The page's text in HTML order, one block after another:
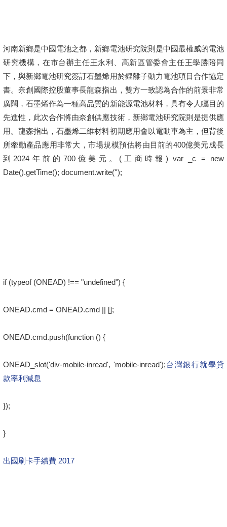
河南新鄉是中國電池之都，新鄉電池研究院則是中國最權威的電池
研究機構，在市台辦主任王永利、高新區管委會主任王學勝陪同
下，與新鄉電池研究簽訂石墨烯用於鋰離子動力電池項目合作協定
書。奈創國際控股董事長龍森指出，雙方一致認為合作的前景非常
廣闊，石墨烯作為一種高品質的新能源電池材料，具有令人矚目的
先進性，此次合作將由奈創供應技術，新鄉電池研究院則是提供應
用。龍森指出，石墨烯二維材料初期應用會以電動車為主，但背後
所牽動產品應用非常大，市場規模預估將由目前的400億美元成長
到2024年前的700億美元。(工商時報) var _c = new
Date().getTime(); document.write('');
if (typeof (ONEAD) !== "undefined") {
ONEAD.cmd = ONEAD.cmd || [];
ONEAD.cmd.push(function () {
ONEAD_slot('div-mobile-inread', 'mobile-inread');台灣銀行就學貸
款率利減息
});
}
出國刷卡手續費 2017